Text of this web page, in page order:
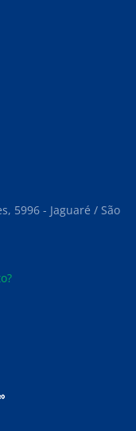
5996 - Jaguaré / São